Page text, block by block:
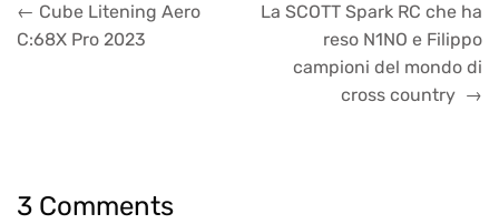
← Cube Litening Aero
C:68X Pro 2023
La SCOTT Spark RC che ha
reso N1NO e Filippo
campioni del mondo di
cross country →
3 Comments